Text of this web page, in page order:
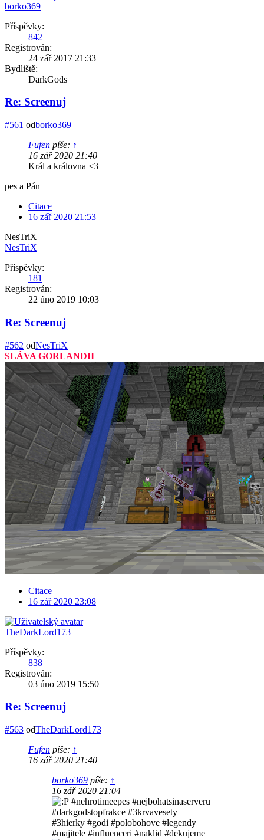
borko369
Příspěvky:
842
Registrován:
24 zář 2017 21:33
Bydliště:
DarkGods
Re: Screenuj
#561 odborko369
Fufen píše: ↑
16 zář 2020 21:40
Král a královna <3
pes a Pán
Citace
16 zář 2020 21:53
NesTriX
NesTriX
Příspěvky:
181
Registrován:
22 úno 2019 10:03
Re: Screenuj
#562 odNesTriX
SLÁVA GORLANDII
Citace
16 zář 2020 23:08
TheDarkLord173
Příspěvky:
838
Registrován:
03 úno 2019 15:50
Re: Screenuj
#563 odTheDarkLord173
Fufen píše: ↑
16 zář 2020 21:40
borko369 píše: ↑
16 zář 2020 21:04
#nehrotimeepes #nejbohatsinaserveru
#darkgodstopfrakce #3krvavesety
#3hierky #godi #polobohove #legendy
#majitele #influenceri #naklid #dekujeme